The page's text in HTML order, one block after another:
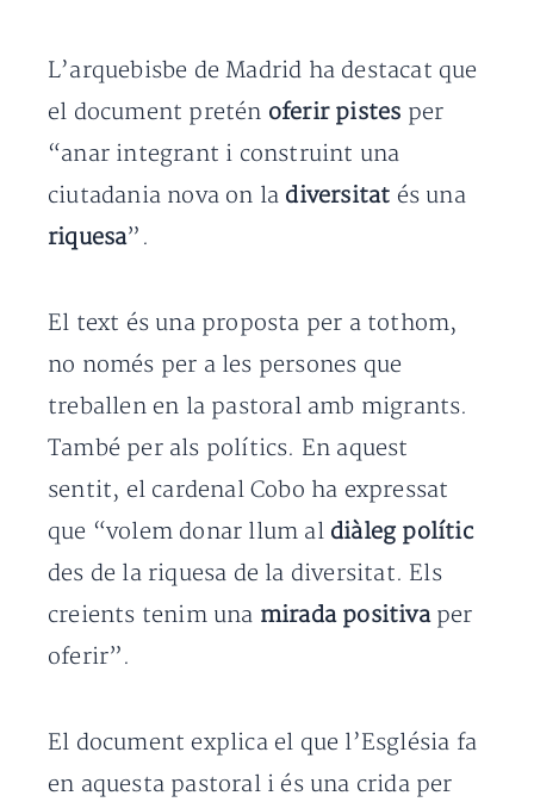
L’arquebisbe de Madrid ha destacat que
el document pretén oferir pistes per
“anar integrant i construint una
ciutadania nova on la diversitat és una
riquesa”.
El text és una proposta per a tothom,
no només per a les persones que
treballen en la pastoral amb migrants.
També per als polítics. En aquest
sentit, el cardenal Cobo ha expressat
que “volem donar llum al diàleg polític
des de la riquesa de la diversitat. Els
creients tenim una mirada positivaper
oferir”.
El document explica el que l’Església fa
en aquesta pastoral i és una crida per